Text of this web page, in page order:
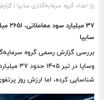
راز اعداد گروه سرمایه‌گذاری سایپا | گزارش
۳۷
سایپا
بررسی گزارش رسمی گروه
وساپا در